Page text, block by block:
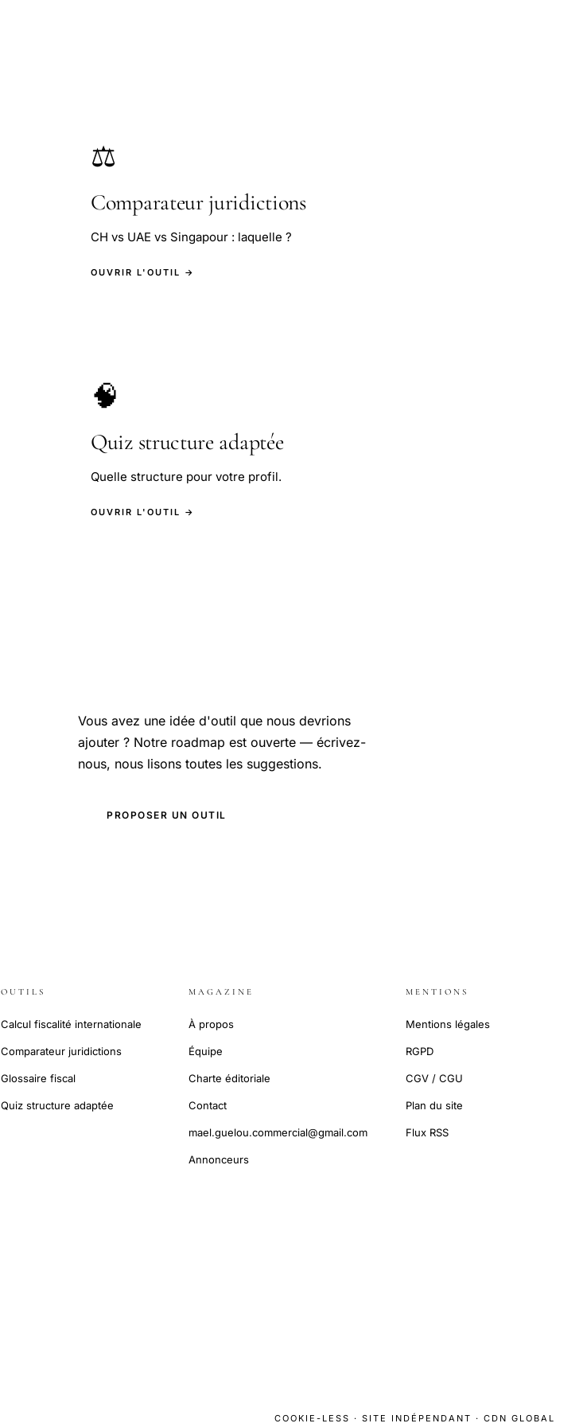
⚖️
Comparateur juridictions
CH vs UAE vs Singapour : laquelle ?
OUVRIR L'OUTIL →
🧠
Quiz structure adaptée
Quelle structure pour votre profil.
OUVRIR L'OUTIL →
Vous avez une idée d'outil que nous devrions
ajouter ? Notre roadmap est ouverte — écrivez-
nous, nous lisons toutes les suggestions.
PROPOSER UN OUTIL
OUTILS
Calcul fiscalité internationale
Comparateur juridictions
Glossaire fiscal
Quiz structure adaptée
MAGAZINE
À propos
Équipe
Charte éditoriale
Contact
mael.guelou.commercial@gmail.com
Annonceurs
MENTIONS
Mentions légales
RGPD
CGV / CGU
Plan du site
Flux RSS
COOKIE-LESS · SITE INDÉPENDANT · CDN GLOBAL